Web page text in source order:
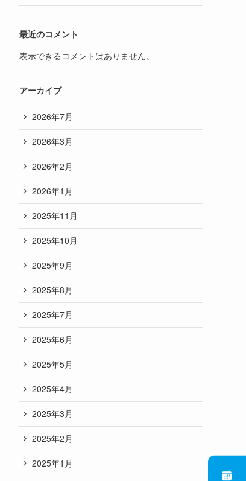
最近のコメント
表示できるコメントはありません。
アーカイブ
2026年7月
2026年3月
2026年2月
2026年1月
2025年11月
2025年10月
2025年9月
2025年8月
2025年7月
2025年6月
2025年5月
2025年4月
2025年3月
2025年2月
2025年1月